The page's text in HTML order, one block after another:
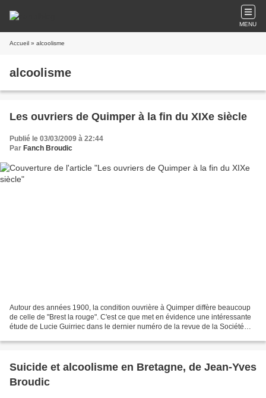
MENU
Accueil » alcoolisme
alcoolisme
Les ouvriers de Quimper à la fin du XIXe siècle
Publié le 03/03/2009 à 22:44
Par Fanch Broudic
Autour des années 1900, la condition ouvrière à Quimper diffère beaucoup
de celle de "Brest la rouge". C'est ce que met en évidence une intéressante
étude de Lucie Guirriec dans le dernier numéro de la revue de la Société
Suicide et alcoolisme en Bretagne, de Jean-Yves
Broudic